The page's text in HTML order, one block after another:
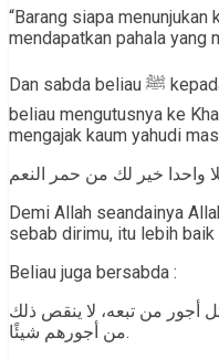
“Barang siapa menunjukan
mendapatkan pahala yang
Dan sabda beliau ﷺ kepada Ali radhiyallahu anhu tatkala
beliau mengutusnya ke
mengajak kaum yahudi
Demi Allah seandainya
sebab dirimu, itu lebih
Beliau juga bersabda :
أجور من تبعه، لا ينقص ذلك
من أجورهم شيئًا.